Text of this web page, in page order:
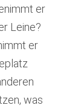
er
Leine?
er
was